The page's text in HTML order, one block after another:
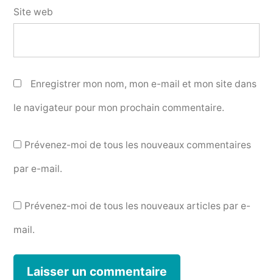
Site web
Enregistrer mon nom, mon e-mail et mon site dans
le navigateur pour mon prochain commentaire.
Prévenez-moi de tous les nouveaux commentaires
par e-mail.
Prévenez-moi de tous les nouveaux articles par e-
mail.